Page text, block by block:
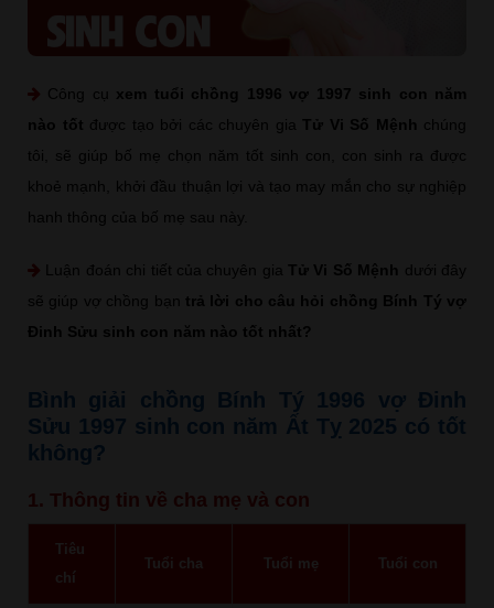
Công cụ xem tuổi chồng 1996 vợ 1997 sinh con năm
nào tốt được tạo bởi các chuyên gia Tử Vi Số Mệnh chúng
tôi, sẽ giúp bố mẹ chọn năm tốt sinh con, con sinh ra được
khoẻ mạnh, khởi đầu thuận lợi và tạo may mắn cho sự nghiệp
hanh thông của bố mẹ sau này.
Luận đoán chi tiết của chuyên gia Tử Vi Số Mệnh dưới đây
sẽ giúp vợ chồng bạn trả lời cho câu hỏi chồng Bính Tý vợ
Đinh Sửu sinh con năm nào tốt nhất?
Bình giải chồng Bính Tý 1996 vợ Đinh
Sửu 1997 sinh con năm Ất Tỵ 2025 có tốt
không?
1. Thông tin về cha mẹ và con
Tiêu
chí
Tuổi cha Tuổi mẹ Tuổi con